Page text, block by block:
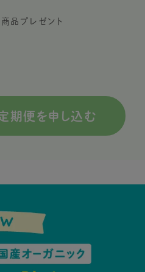
品プレゼント
期便を申し込む